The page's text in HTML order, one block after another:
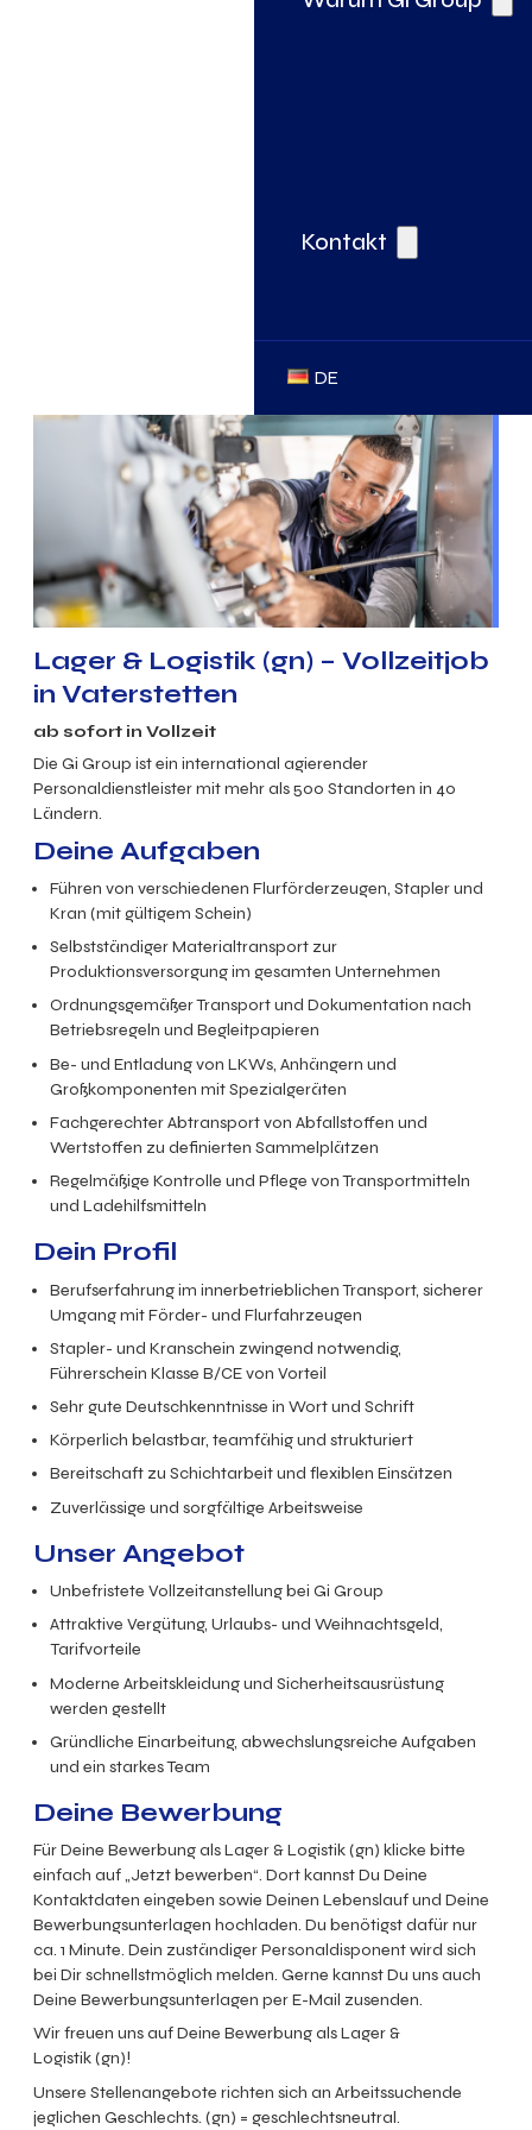
Kontakt
DE
Lager & Logistik (gn) – Vollzeitjob
in Vaterstetten
ab sofort in Vollzeit
Die Gi Group ist ein international agierender
Personaldienstleister mit mehr als 500 Standorten in 40
Ländern.
Deine Aufgaben
Führen von verschiedenen Flurförderzeugen, Stapler und
Kran (mit gültigem Schein)
Selbstständiger Materialtransport zur
Produktionsversorgung im gesamten Unternehmen
Ordnungsgemäßer Transport und Dokumentation nach
Betriebsregeln und Begleitpapieren
Be- und Entladung von LKWs, Anhängern und
Großkomponenten mit Spezialgeräten
Fachgerechter Abtransport von Abfallstoffen und
Wertstoffen zu definierten Sammelplätzen
Regelmäßige Kontrolle und Pflege von Transportmitteln
und Ladehilfsmitteln
Dein Profil
Berufserfahrung im innerbetrieblichen Transport, sicherer
Umgang mit Förder- und Flurfahrzeugen
Stapler- und Kranschein zwingend notwendig,
Führerschein Klasse B/CE von Vorteil
Sehr gute Deutschkenntnisse in Wort und Schrift
Körperlich belastbar, teamfähig und strukturiert
Bereitschaft zu Schichtarbeit und flexiblen Einsätzen
Zuverlässige und sorgfältige Arbeitsweise
Unser Angebot
Unbefristete Vollzeitanstellung bei Gi Group
Attraktive Vergütung, Urlaubs- und Weihnachtsgeld,
Tarifvorteile
Moderne Arbeitskleidung und Sicherheitsausrüstung
werden gestellt
Gründliche Einarbeitung, abwechslungsreiche Aufgaben
und ein starkes Team
Deine Bewerbung
Für Deine Bewerbung alsLager & Logistik(gn) klicke bitte
einfach auf „Jetzt bewerben“. Dort kannst Du Deine
Kontaktdaten eingeben sowie Deinen Lebenslauf und Deine
Bewerbungsunterlagen hochladen. Du benötigst dafür nur
ca. 1 Minute. Dein zuständiger Personaldisponent wird sich
bei Dir schnellstmöglich melden. Gerne kannst Du uns auch
Deine Bewerbungsunterlagen per E-Mail zusenden.
Wir freuen uns auf Deine Bewerbung alsLager &
Logistik(gn)!
Unsere Stellenangebote richten sich an Arbeitssuchende
jeglichen Geschlechts. (gn) = geschlechtsneutral.